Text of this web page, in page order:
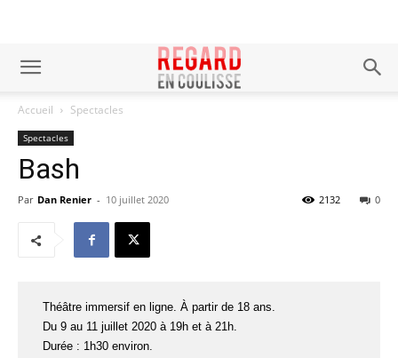
Accueil Spectacles
Spectacles
Bash
Par Dan Renier - 10 juillet 2020 0
2132
Théâtre immersif en ligne. À partir de 18 ans.
Du 9 au 11 juillet 2020 à 19h et à 21h.
Durée : 1h30 environ.